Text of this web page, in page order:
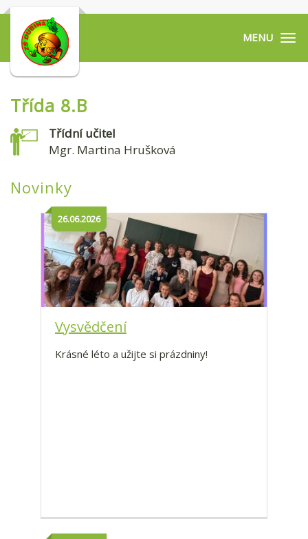
Třída 8.B
Třídní učitel
Mgr. Martina Hrušková
Novinky
Vysvědčení
26.06.2026
Krásné léto a užijte si prázdniny!